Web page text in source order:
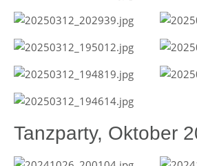
Tanzparty, Oktober